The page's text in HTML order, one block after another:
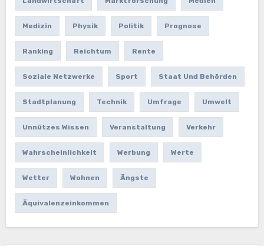
Medizin Physik Politik Prognose
Ranking Reichtum Rente
Soziale Netzwerke Sport Staat Und Behörden
Stadtplanung Technik Umfrage Umwelt
Unnützes Wissen Veranstaltung Verkehr
Wahrscheinlichkeit Werbung Werte
Wetter Wohnen Ängste
Äquivalenzeinkommen